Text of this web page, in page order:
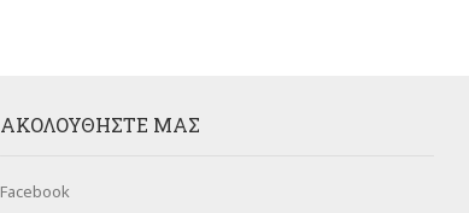
AΚΟΛΟΥΘΉΣΤΕ ΜΑΣ
Facebook